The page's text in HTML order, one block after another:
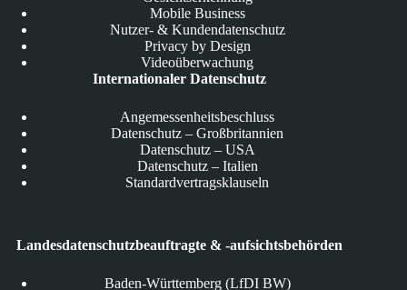
Mobile Business
Nutzer- & Kundendatenschutz
Privacy by Design
Videoüberwachung
Internationaler Datenschutz
Angemessenheitsbeschluss
Datenschutz – Großbritannien
Datenschutz – USA
Datenschutz – Italien
Standardvertragsklauseln
Landesdatenschutzbeauftragte & -aufsichtsbehörden
Baden-Württemberg (LfDI BW)